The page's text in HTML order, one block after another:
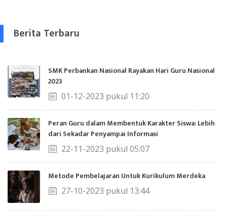
Berita Terbaru
SMK Perbankan Nasional Rayakan Hari Guru Nasional
2023
01-12-2023 pukul 11:20
Peran Guru dalam Membentuk Karakter Siswa: Lebih
dari Sekadar Penyampai Informasi
22-11-2023 pukul 05:07
Metode Pembelajaran Untuk Kurikulum Merdeka
27-10-2023 pukul 13:44